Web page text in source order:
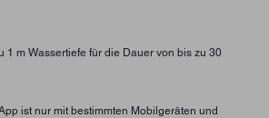
1 m Wassertiefe für die Dauer von bis zu 30
ist nur mit bestimmten Mobilgeräten und